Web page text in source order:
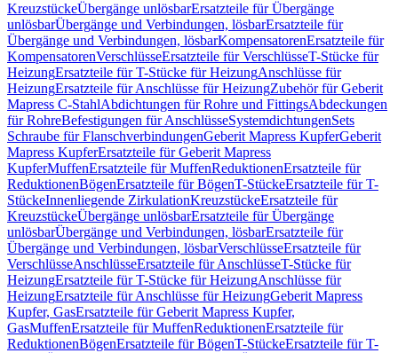
KreuzstückeÜbergänge unlösbarErsatzteile für Übergänge
unlösbarÜbergänge und Verbindungen, lösbarErsatzteile für
Übergänge und Verbindungen, lösbarKompensatorenErsatzteile für
KompensatorenVerschlüsseErsatzteile für VerschlüsseT-Stücke für
HeizungErsatzteile für T-Stücke für HeizungAnschlüsse für
HeizungErsatzteile für Anschlüsse für HeizungZubehör für Geberit
Mapress C-StahlAbdichtungen für Rohre und FittingsAbdeckungen
für RohreBefestigungen für AnschlüsseSystemdichtungenSets
Schraube für FlanschverbindungenGeberit Mapress KupferGeberit
Mapress KupferErsatzteile für Geberit Mapress
KupferMuffenErsatzteile für MuffenReduktionenErsatzteile für
ReduktionenBögenErsatzteile für BögenT-StückeErsatzteile für T-
StückeInnenliegende ZirkulationKreuzstückeErsatzteile für
KreuzstückeÜbergänge unlösbarErsatzteile für Übergänge
unlösbarÜbergänge und Verbindungen, lösbarErsatzteile für
Übergänge und Verbindungen, lösbarVerschlüsseErsatzteile für
VerschlüsseAnschlüsseErsatzteile für AnschlüsseT-Stücke für
HeizungErsatzteile für T-Stücke für HeizungAnschlüsse für
HeizungErsatzteile für Anschlüsse für HeizungGeberit Mapress
Kupfer, GasErsatzteile für Geberit Mapress Kupfer,
GasMuffenErsatzteile für MuffenReduktionenErsatzteile für
ReduktionenBögenErsatzteile für BögenT-StückeErsatzteile für T-